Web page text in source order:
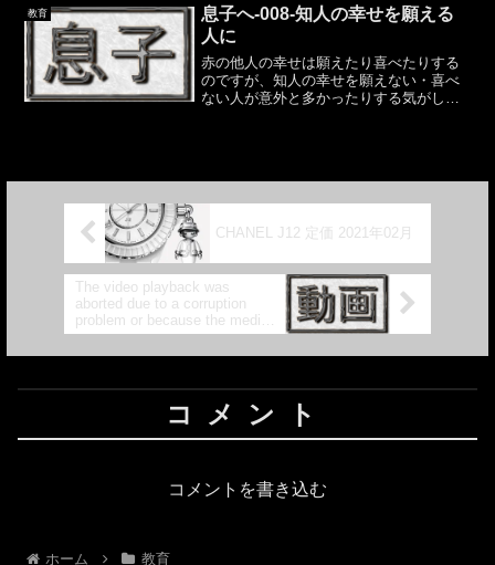
も良い訳ではないので、...
教育
息子へ-008-知人の幸せを願える
人に
赤の他人の幸せは願えたり喜べたりする
のですが、知人の幸せを願えない・喜べ
ない人が意外と多かったりする気がしま
CHANEL J12 定価 2021年02月
The video playback was
aborted due to a corruption
problem or because the media
used features your browser did
not support.
コメント
コメントを書き込む
ホーム 教育